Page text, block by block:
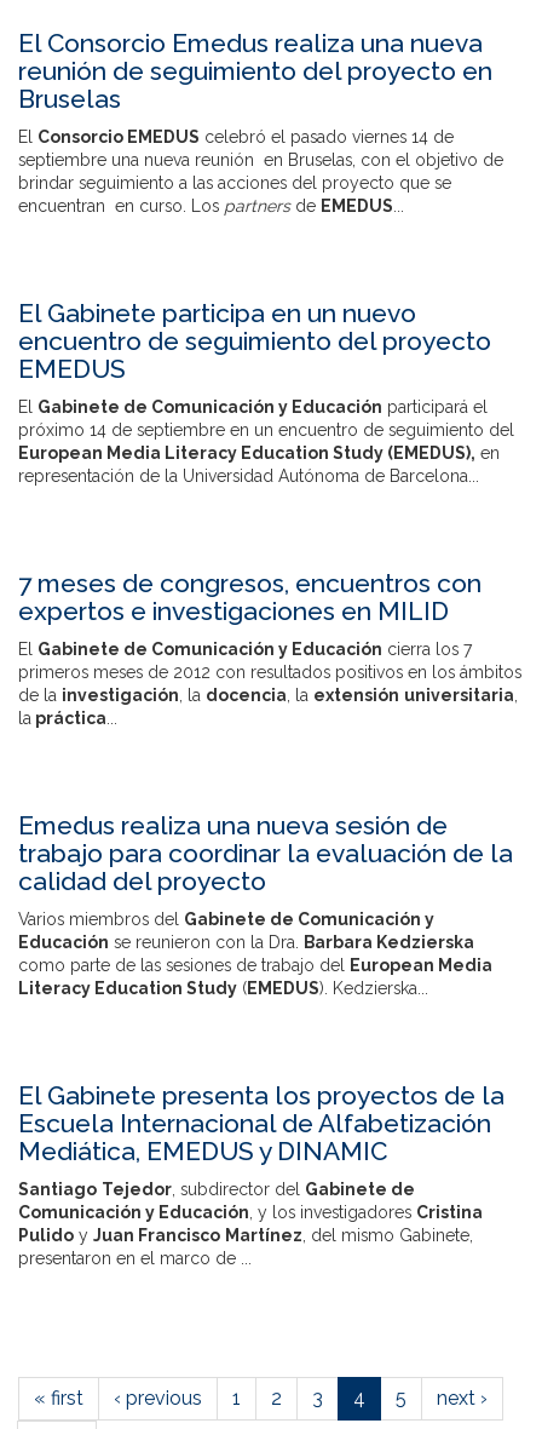
El Consorcio Emedus realiza una nueva
reunión de seguimiento del proyecto en
Bruselas
El Consorcio EMEDUS celebró el pasado viernes 14 de
septiembre una nueva reunión en Bruselas, con el objetivo de
brindar seguimiento a las acciones del proyecto que se
encuentran en curso. Los partnersde EMEDUS
El Gabinete participa en un nuevo
encuentro de seguimiento del proyecto
EMEDUS
El Gabinete de Comunicación y Educación participará el
próximo 14 de septiembre en un encuentro de seguimiento del
European Media Literacy Education Study (EMEDUS), en
representación de la Universidad Autónoma de Barcelona...
7 meses de congresos, encuentros con
expertos e investigaciones en MILID
El Gabinete de Comunicación y Educación cierra los 7
primeros meses de 2012 con resultados positivos en los ámbitos
de la investigación , la docencia , la extensión universitaria
la práctica
Emedus realiza una nueva sesión de
trabajo para coordinar la evaluación de la
calidad del proyecto
Varios miembros del Gabinete de Comunicación y
Educación se reunieron con la Dra.
Barbara Kedzierska
como parte de las sesiones de trabajo del
European Media
Literacy Education Study (EMEDUS). Kedzierska...
El Gabinete presenta los proyectos de la
Escuela Internacional de Alfabetización
Mediática, EMEDUS y DINAMIC
Santiago Tejedor , subdirector del Gabinete de
Comunicación y Educación , y los investigadores Cristina
Pulido y Juan Francisco Martínez , del mismo Gabinete,
presentaron en el marco de
« first ‹ previous 1 2 3 4 5
next ›